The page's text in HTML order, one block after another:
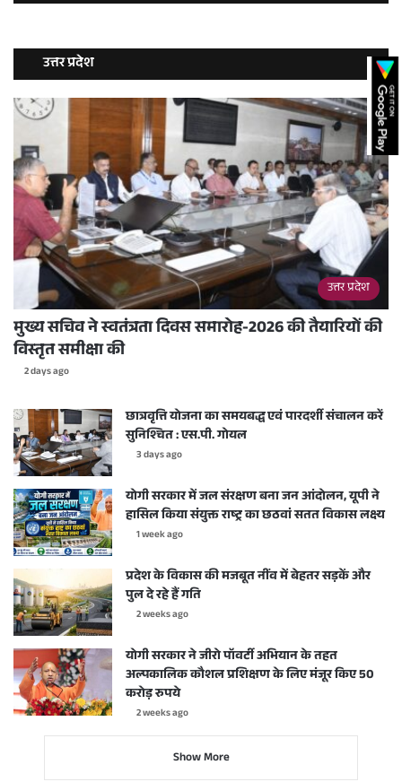
उत्तर प्रदेश
उत्तर प्रदेश
मुख्य सचिव ने स्वतंत्रता दिवस समारोह-2026 की तैयारियों की
विस्तृत समीक्षा की
2 days ago
छात्रवृत्ति योजना का समयबद्ध एवं पारदर्शी संचालन करें
सुनिश्चित : एस.पी. गोयल
3 days ago
योगी सरकार में जल संरक्षण बना जन आंदोलन, यूपी ने
हासिल किया संयुक्त राष्ट्र का छठवां सतत विकास लक्ष्य
1 week ago
प्रदेश के विकास की मजबूत नींव में बेहतर सड़कें और
पुल दे रहे हैं गति
2 weeks ago
योगी सरकार ने जीरो पॉवर्टी अभियान के तहत
अल्पकालिक कौशल प्रशिक्षण के लिए मंजूर किए 50
करोड़ रुपये
2 weeks ago
Show More